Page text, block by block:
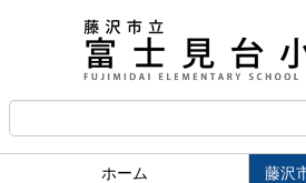
ホーム
藤沢